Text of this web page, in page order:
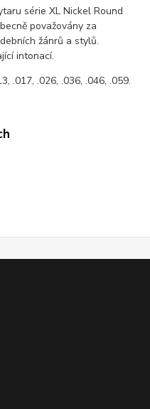
série XL Nickel Round
považovány za
žánrů a stylů.
intonací.
.017, .026, .036, .046, .059.